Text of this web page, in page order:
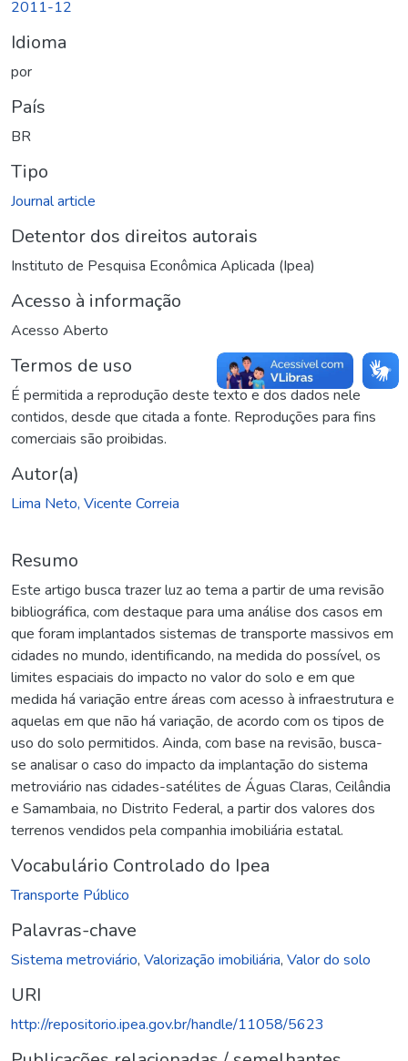
2011-12
Idioma
por
País
BR
Tipo
Journal article
Detentor dos direitos autorais
Instituto de Pesquisa Econômica Aplicada (Ipea)
Acesso à informação
Acesso Aberto
Termos de uso
É permitida a reprodução deste texto e dos dados nele
contidos, desde que citada a fonte. Reproduções para fins
comerciais são proibidas.
Autor(a)
Lima Neto, Vicente Correia
Resumo
Este artigo busca trazer luz ao tema a partir de uma revisão
bibliográfica, com destaque para uma análise dos casos em
que foram implantados sistemas de transporte massivos em
cidades no mundo, identificando, na medida do possível, os
limites espaciais do impacto no valor do solo e em que
medida há variação entre áreas com acesso à infraestrutura e
aquelas em que não há variação, de acordo com os tipos de
uso do solo permitidos. Ainda, com base na revisão, busca-
se analisar o caso do impacto da implantação do sistema
metroviário nas cidades-satélites de Águas Claras, Ceilândia
e Samambaia, no Distrito Federal, a partir dos valores dos
terrenos vendidos pela companhia imobiliária estatal.
Vocabulário Controlado do Ipea
Transporte Público
Palavras-chave
Sistema metroviário, Valorização imobiliária, Valor do solo
URI
http://repositorio.ipea.gov.br/handle/11058/5623